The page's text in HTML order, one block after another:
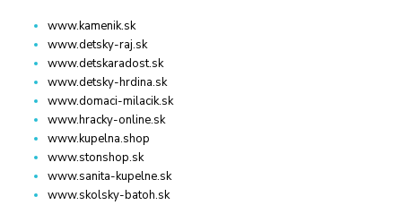
www.kamenik.sk
www.detsky-raj.sk
www.detskaradost.sk
www.detsky-hrdina.sk
www.domaci-milacik.sk
www.hracky-online.sk
www.kupelna.shop
www.stonshop.sk
www.sanita-kupelne.sk
www.skolsky-batoh.sk